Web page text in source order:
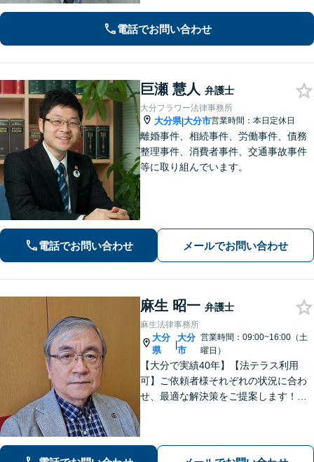
ような結果となるよう、誠心誠意尽く
電話でお問い合わせ
巨瀬 慧人 弁護士
大分フラワー法律事務所
大分県|大分市営業時間：本日定休日
離婚事件、相続事件、労働事件、債務
整理事件、消費者事件、交通事故事件
等に取り組んでいます。
電話でお問い合わせ メールでお問い合わせ
麻生 昭一 弁護士
麻生法律事務所
大分
県
|
大分
市
営業時間：09:00~16:00（土
曜日）
【大分で実績40年】【法テラス利用
可】ご依頼者様それぞれの状況に合わ
せ、最適な解決策をご提案します！緊
す。どうぞお気軽にお話しください。